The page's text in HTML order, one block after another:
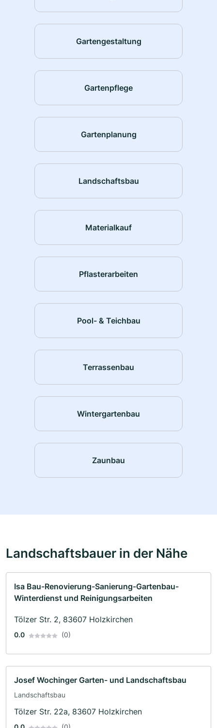
Gartengestaltung
Gartenpflege
Gartenplanung
Landschaftsbau
Materialkauf
Pflasterarbeiten
Pool- & Teichbau
Terrassenbau
Wintergartenbau
Zaunbau
Landschaftsbauer in der Nähe
Isa Bau-Renovierung-Sanierung-Gartenbau-
Winterdienst und Reinigungsarbeiten
Tölzer Str. 2, 83607 Holzkirchen
0.0 (0)
Josef Wochinger Garten- und Landschaftsbau
Landschaftsbau
Tölzer Str. 22a, 83607 Holzkirchen